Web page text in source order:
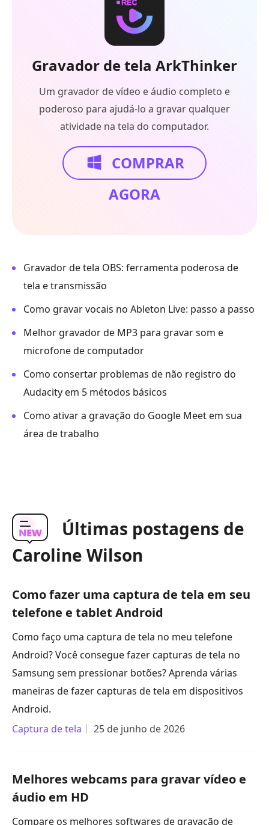
Gravador de tela ArkThinker
Um gravador de vídeo e áudio completo e
poderoso para ajudá-lo a gravar qualquer
atividade na tela do computador.
COMPRAR
AGORA
Gravador de tela OBS: ferramenta poderosa de
tela e transmissão
Como gravar vocais no Ableton Live: passo a passo
Melhor gravador de MP3 para gravar som e
microfone de computador
Como consertar problemas de não registro do
Audacity em 5 métodos básicos
Como ativar a gravação do Google Meet em sua
área de trabalho
Últimas postagens de
Caroline Wilson
Como fazer uma captura de tela em seu
telefone e tablet Android
Como faço uma captura de tela no meu telefone
Android? Você consegue fazer capturas de tela no
Samsung sem pressionar botões? Aprenda várias
maneiras de fazer capturas de tela em dispositivos
Android.
Captura de tela
25 de junho de 2026
Melhores webcams para gravar vídeo e
áudio em HD
Compare os melhores softwares de gravação de